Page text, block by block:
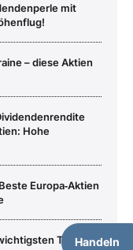
Handeln
mit
– diese Aktien
Hohe
Europa‑Aktien
Termine